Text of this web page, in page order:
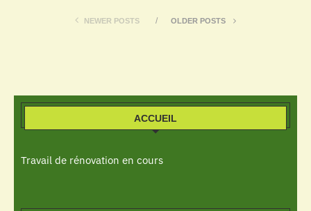
NEWER POSTS OLDER POSTS
ACCUEIL
Travail de rénovation en cours